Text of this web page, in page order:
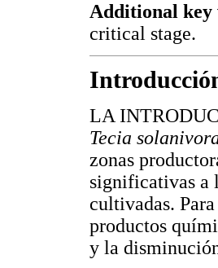
Additional key
critical stage.
LA
Tecia
zonas
significativas a
cultivadas.
productos
y la